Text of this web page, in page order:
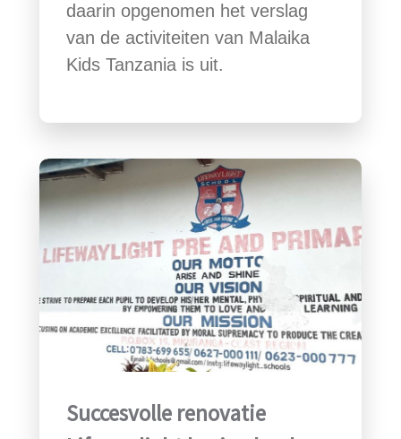
daarin opgenomen het verslag
van de activiteiten van Malaika
Kids Tanzania is uit.
Succesvolle renovatie